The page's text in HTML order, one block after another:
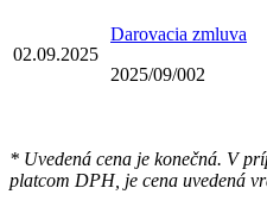
02.09.2025
Darovacia zmluva
2025/09/002
* Uvedená cena je konečná. V
platcom DPH, je cena uvedená